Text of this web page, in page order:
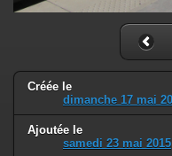
Créée le
dimanche 17 mai
Ajoutée le
samedi 23 mai 2015